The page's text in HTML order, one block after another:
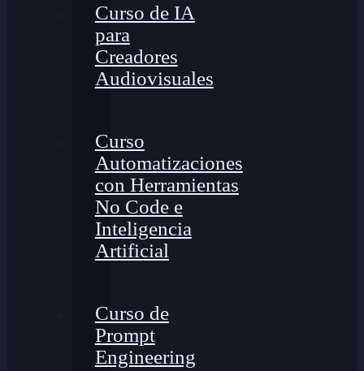
Curso de IA
para
Creadores
Audiovisuales
Curso
Automatizaciones
con Herramientas
No Code e
Inteligencia
Artificial
Curso de
Prompt
Engineering